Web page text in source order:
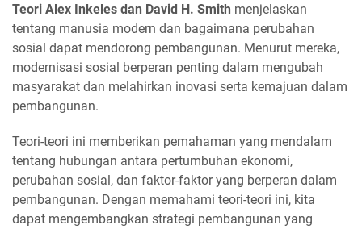
Teori Alex Inkeles dan David H. Smith menjelaskan
tentang manusia modern dan bagaimana perubahan
sosial dapat mendorong pembangunan. Menurut mereka,
modernisasi sosial berperan penting dalam mengubah
masyarakat dan melahirkan inovasi serta kemajuan dalam
pembangunan.
Teori-teori ini memberikan pemahaman yang mendalam
tentang hubungan antara pertumbuhan ekonomi,
perubahan sosial, dan faktor-faktor yang berperan dalam
pembangunan. Dengan memahami teori-teori ini, kita
dapat mengembangkan strategi pembangunan yang